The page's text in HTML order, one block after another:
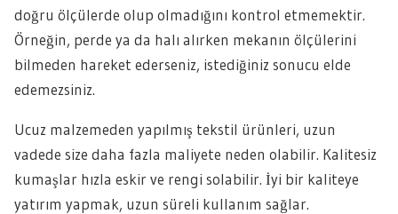
doğru ölçülerde olup olmadığını kontrol etmemektir.
Örneğin, perde ya da halı alırken mekanın ölçülerini
bilmeden hareket ederseniz, istediğiniz sonucu elde
edemezsiniz.
Ucuz malzemeden yapılmış tekstil ürünleri, uzun
vadede size daha fazla maliyete neden olabilir. Kalitesiz
kumaşlar hızla eskir ve rengi solabilir. İyi bir kaliteye
yatırım yapmak, uzun süreli kullanım sağlar.